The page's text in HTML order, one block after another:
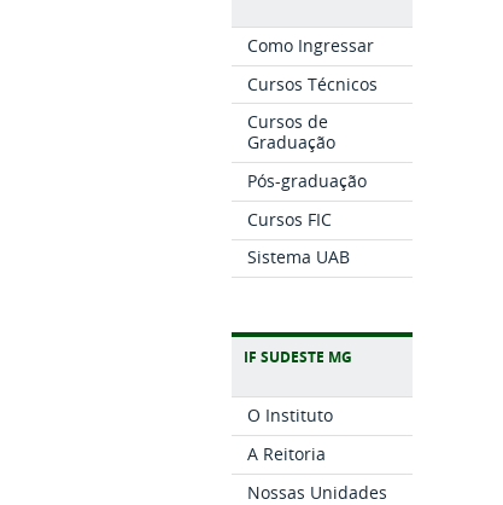
Como Ingressar
Cursos Técnicos
Cursos de
Graduação
Pós-graduação
Cursos FIC
Sistema UAB
IF SUDESTE MG
O Instituto
A Reitoria
Nossas Unidades